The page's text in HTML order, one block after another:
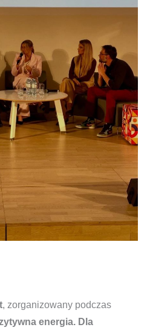
, zorganizowany podczas
energia. Dla